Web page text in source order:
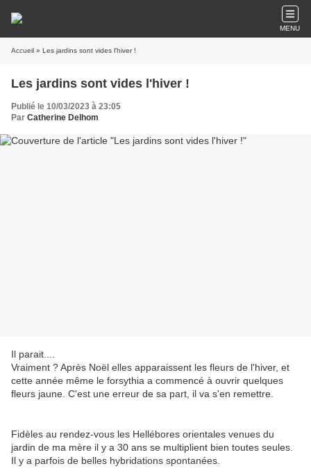
MENU
Accueil » Les jardins sont vides l'hiver !
Les jardins sont vides l'hiver !
Publié le 10/03/2023 à 23:05
Par Catherine Delhom
Il parait....
Vraiment ? Après Noël elles apparaissent les fleurs de l'hiver, et
cette année même le forsythia a commencé à ouvrir quelques
fleurs jaune. C'est une erreur de sa part, il va s'en remettre.
Fidèles au rendez-vous les Hellébores orientales venues du
jardin de ma mère il y a 30 ans se multiplient bien toutes seules.
Il y a parfois de belles hybridations spontanées.